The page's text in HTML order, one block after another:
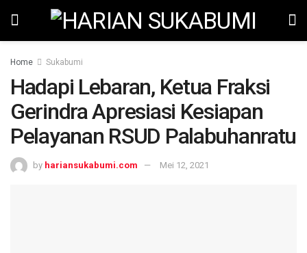
Home Sukabumi
Hadapi Lebaran, Ketua Fraksi
Gerindra Apresiasi Kesiapan
Pelayanan RSUD Palabuhanratu
by hariansukabumi.com Mei 12, 2021